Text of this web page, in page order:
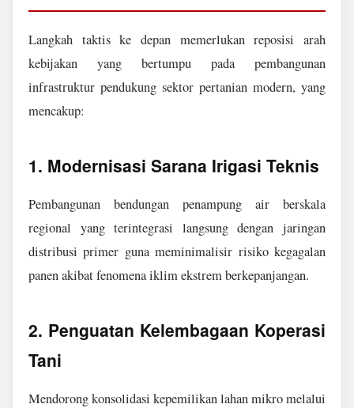
Langkah taktis ke depan memerlukan reposisi arah
kebijakan yang bertumpu pada pembangunan
infrastruktur pendukung sektor pertanian modern, yang
mencakup:
1. Modernisasi Sarana Irigasi Teknis
Pembangunan bendungan penampung air berskala
regional yang terintegrasi langsung dengan jaringan
distribusi primer guna meminimalisir risiko kegagalan
panen akibat fenomena iklim ekstrem berkepanjangan.
2. Penguatan Kelembagaan Koperasi
Tani
Mendorong konsolidasi kepemilikan lahan mikro melalui